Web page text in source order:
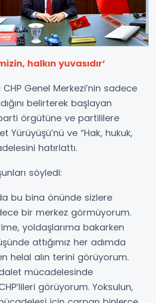
halkın yuvasıdır’
CHP Genel Merkezi’nin sadece
belirterek başlayan
parti örgütüne ve partililere
Yürüyüşü’nü ve “Hak, hukuk,
hatırlattı.
söyledi:
bu bina önünde sizlere
bir merkez görmüyorum.
yoldaşlarıma bakarken
attığımız her adımda
helal alın terini görüyorum.
mücadelesinde
görüyorum. Yoksulun,